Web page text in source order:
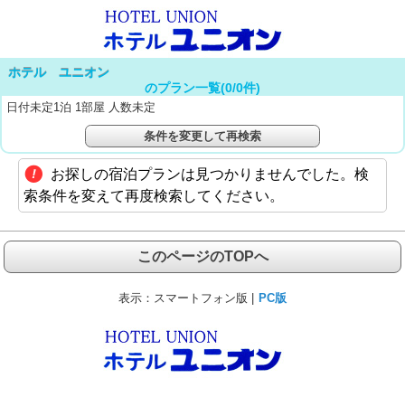
ホテル ユニオン
のプラン一覧(0/0件)
日付未定1泊 1部屋 人数未定
条件を変更して再検索
お探しの宿泊プランは見つかりませんでした。検
索条件を変えて再度検索してください。
このページのTOPへ
表示： スマートフォン版 | PC版